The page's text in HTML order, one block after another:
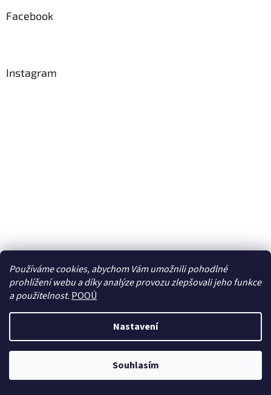
Používáme cookies, abychom Vám umožnili pohodlné
prohlížení webu a díky analýze provozu zlepšovali jeho funkce
a použitelnost. POOÚ
Nastavení
Souhlasím
Facebook
Instagram
Sledovat na Instagramu
Vytvořil Shoptet
BREBERKY.cz. Všechna práva vyhrazena.